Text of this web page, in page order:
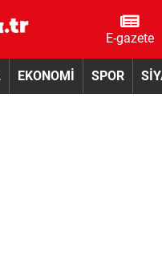
E-gazete
EKONOMİ SPOR